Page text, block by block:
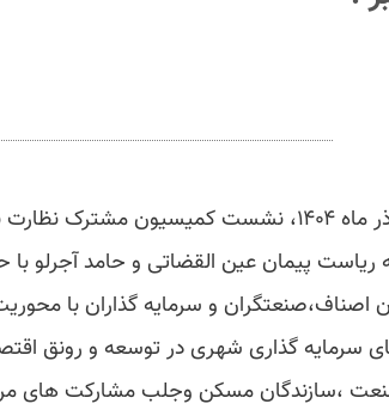
ظهر شنبه ۲۲ آذر ماه ۱۴۰۴، نشست کمیسیون
ریاست پیمان عین القضاتی و حامد آجرلو
اصناف،صنعتگران و سرمایه گذاران با
سرمایه گذاری شهری در توسعه و رونق
،سازندگان مسکن وجلب مشارکت های